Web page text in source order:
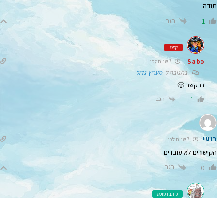
תודה
1 הגב
קפטן
Sabo 7 שנים לפני
בתגובה למעריץ גדול
בבקשה 🙂
1 הגב
רועי
הקישורים לא עובדים
0 הגב
כותב הפוסט